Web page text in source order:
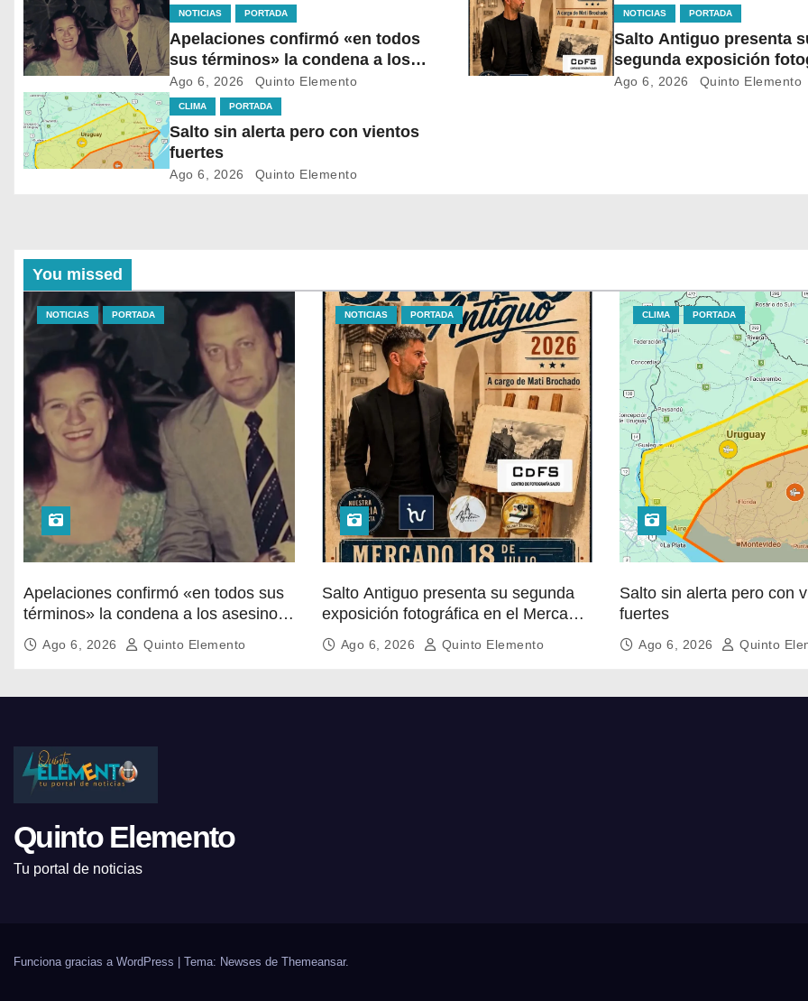
NOTICIAS PORTADA
Apelaciones confirmó «en todos
sus términos» la condena a los
asesinos de Vladimir Roslik
Ago 6, 2026 Quinto Elemento
NOTICIAS PORTADA
Salto Antiguo presenta
segunda exposición
el Mercado 18 de Julio
Ago 6, 2026 Quinto Elemento
CLIMA PORTADA
Salto sin alerta pero con vientos
fuertes
Ago 6, 2026 Quinto Elemento
You missed
NOTICIAS PORTADA
Apelaciones confirmó «en todos sus
términos» la condena a los asesinos
de Vladimir Roslik
Ago 6, 2026 Quinto Elemento
NOTICIAS PORTADA
Salto Antiguo presenta su segunda
exposición fotográfica en el Mercado
18 de Julio
Ago 6, 2026 Quinto Elemento
CLIMA PORTADA
Salto sin alerta pero con
fuertes
Ago 6, 2026 Quinto
Quinto Elemento
Tu portal de noticias
Funciona gracias a WordPress | Tema: Newses de Themeansar.